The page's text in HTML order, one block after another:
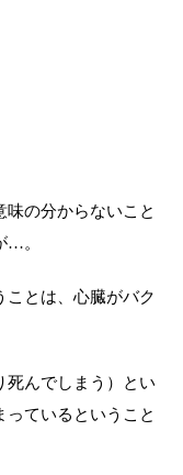
の分からないこと
…。
ことは、心臓がバク
死んでしまう）とい
っているということ